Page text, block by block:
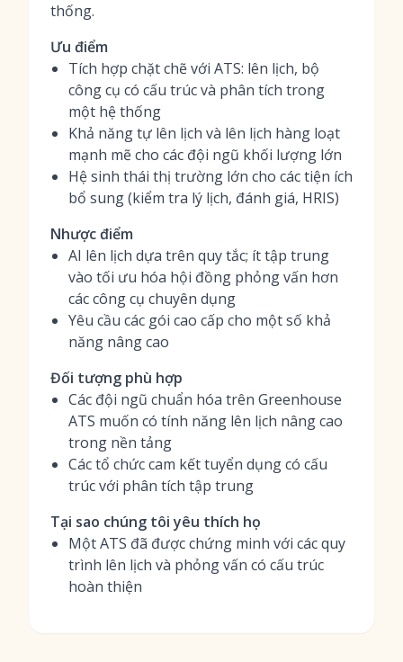
thống.
Ưu điểm
Tích hợp chặt chẽ với ATS: lên lịch, bộ
công cụ có cấu trúc và phân tích trong
một hệ thống
Khả năng tự lên lịch và lên lịch hàng loạt
mạnh mẽ cho các đội ngũ khối lượng lớn
Hệ sinh thái thị trường lớn cho các tiện ích
bổ sung (kiểm tra lý lịch, đánh giá, HRIS)
Nhược điểm
AI lên lịch dựa trên quy tắc; ít tập trung
vào tối ưu hóa hội đồng phỏng vấn hơn
các công cụ chuyên dụng
Yêu cầu các gói cao cấp cho một số khả
năng nâng cao
Đối tượng phù hợp
Các đội ngũ chuẩn hóa trên Greenhouse
ATS muốn có tính năng lên lịch nâng cao
trong nền tảng
Các tổ chức cam kết tuyển dụng có cấu
trúc với phân tích tập trung
Tại sao chúng tôi yêu thích họ
Một ATS đã được chứng minh với các quy
trình lên lịch và phỏng vấn có cấu trúc
hoàn thiện